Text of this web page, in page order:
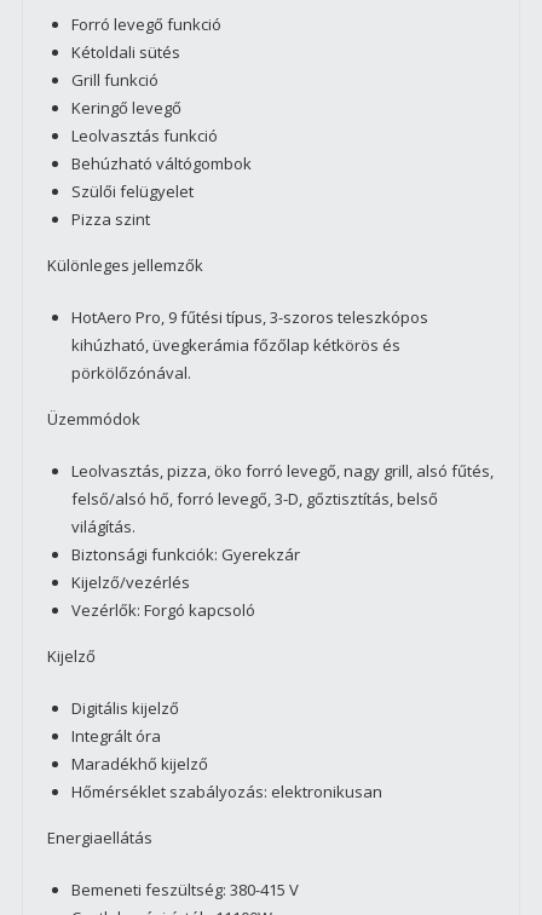
Forró levegő funkció
Kétoldali sütés
Grill funkció
Keringő levegő
Leolvasztás funkció
Behúzható váltógombok
Szülői felügyelet
Pizza szint
Különleges jellemzők
HotAero Pro, 9 fűtési típus, 3-szoros teleszkópos
kihúzható, üvegkerámia főzőlap kétkörös és
pörkölőzónával.
Üzemmódok
Leolvasztás, pizza, öko forró levegő, nagy grill, alsó fűtés,
felső/alsó hő, forró levegő, 3-D, gőztisztítás, belső
világítás.
Biztonsági funkciók: Gyerekzár
Kijelző/vezérlés
Vezérlők: Forgó kapcsoló
Kijelző
Digitális kijelző
Integrált óra
Maradékhő kijelző
Hőmérséklet szabályozás: elektronikusan
Energiaellátás
Bemeneti feszültség: 380-415 V